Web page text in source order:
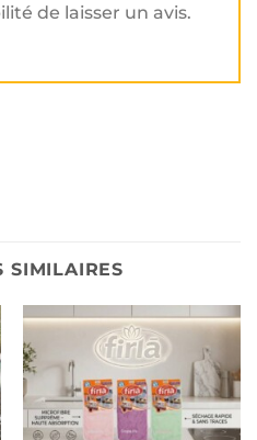
de laisser un avis.
SIMILAIRES